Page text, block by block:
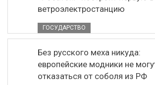
ветроэлектростанцию
ГОСУДАРСТВО
Без русского меха никуда:
европейские модники не
отказаться от соболя из РФ